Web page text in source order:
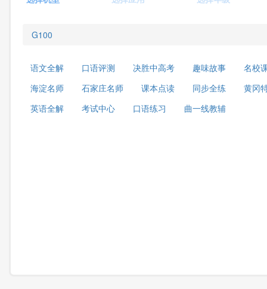
G100
语文全解 口语评测 决胜中高考 趣味故事
名校
海淀名师
石家庄名师 课本点读 同步全练
黄冈
英语全解
考试中心 口语练习 曲一线教辅